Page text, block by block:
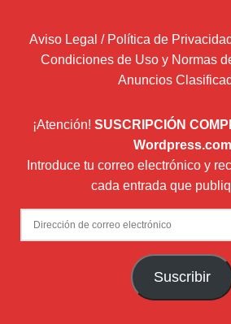
Aviso Legal / Política de
Condiciones de Uso y Normas
Anuncios
¡Atención! SUSCRIPCIÓN
Wordpress.com
Introduce tu correo electrónico y
cada entrada que
Dirección
de
Suscribir